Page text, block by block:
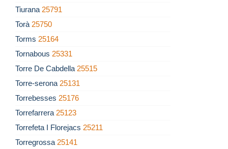
Tiurana 25791
Torà 25750
Torms 25164
Tornabous 25331
Torre De Cabdella 25515
Torre-serona 25131
Torrebesses 25176
Torrefarrera 25123
Torrefeta I Florejacs 25211
Torregrossa 25141